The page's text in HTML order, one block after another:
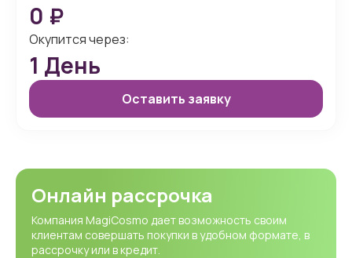
0 ₽
Окупится через:
1 День
Оставить заявку
Онлайн рассрочка
Компания MagiCosmo дает возможность своим
клиентам совершать покупки в удобном формате, в
рассрочку или в кредит.